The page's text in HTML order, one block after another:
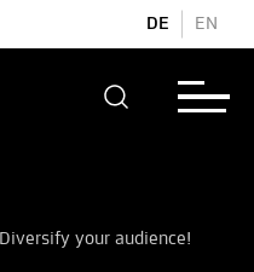
DE EN
Diversify your audience!